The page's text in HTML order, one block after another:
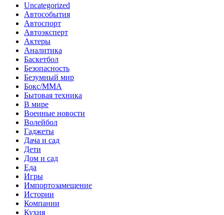
Uncategorized
Автособытия
Автоспорт
Автоэксперт
Актеры
Аналитика
Баскетбол
Безопасность
Безумный мир
Бокс/MMA
Бытовая техника
В мире
Военные новости
Волейбол
Гаджеты
Дача и сад
Дети
Дом и сад
Еда
Игры
Импортозамещение
Истории
Компании
Кухня